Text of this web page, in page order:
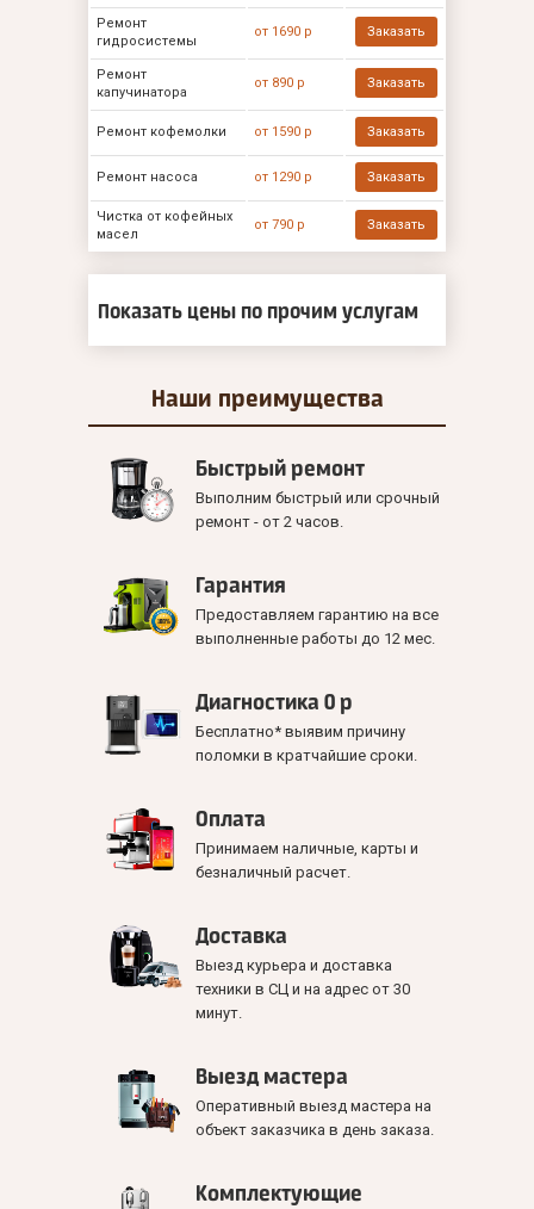
Ремонт
гидросистемы
от 1690 р Заказать
Ремонт
капучинатора
от 890 р Заказать
Ремонт кофемолки от 1590 р Заказать
Ремонт насоса от 1290 р Заказать
Чистка от кофейных
масел
от 790 р Заказать
Показать цены по прочим услугам
Наши преимущества
Быстрый ремонт
Выполним быстрый или срочный
ремонт - от 2 часов.
Гарантия
Предоставляем гарантию на все
выполненные работы до 12 мес.
Диагностика 0 р
Бесплатно* выявим причину
поломки в кратчайшие сроки.
Оплата
Принимаем наличные, карты и
безналичный расчет.
Доставка
Выезд курьера и доставка
техники в СЦ и на адрес от 30
минут.
Выезд мастера
Оперативный выезд мастера на
объект заказчика в день заказа.
Комплектующие